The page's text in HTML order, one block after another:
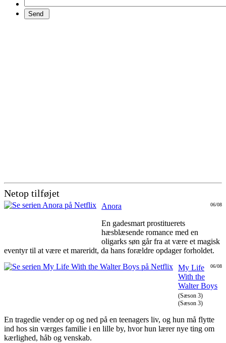
Netop tilføjet
06/08
Anora
En gadesmart prostituerets
hæsblæsende romance med en
oligarks søn går fra at være et magisk
eventyr til at være et mareridt, da hans forældre opdager forholdet.
06/08
My Life
With the
Walter Boys
(Sæson 3)
(Sæson 3)
En tragedie vender op og ned på en teenagers liv, og hun må flytte
ind hos sin værges familie i en lille by, hvor hun lærer nye ting om
kærlighed, håb og venskab.